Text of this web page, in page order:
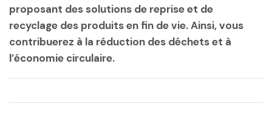
proposant des solutions de reprise et de
recyclage des produits en fin de vie. Ainsi, vous
contribuerez à la réduction des déchets et à
l’économie circulaire.